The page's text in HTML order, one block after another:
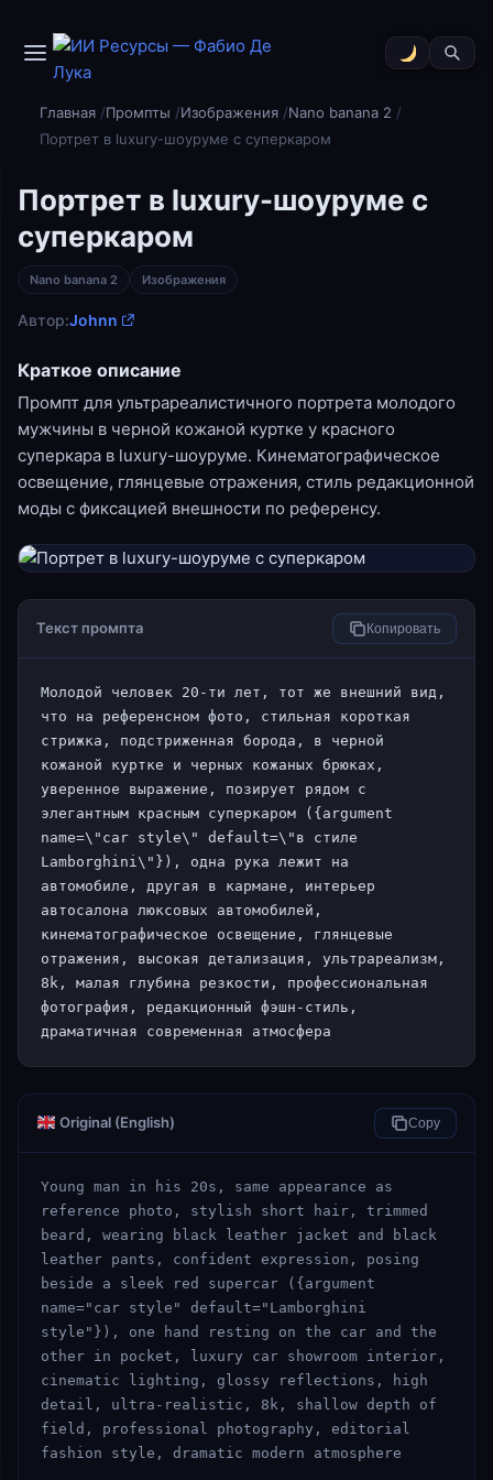
Главная Промпты Изображения
Nano banana 2
Портрет в luxury-шоуруме с суперкаром
Портрет в luxury-шоуруме с
суперкаром
Nano banana 2 Изображения
Автор:Johnn
Краткое описание
Промпт для ультрареалистичного портрета молодого
мужчины в черной кожаной куртке у красного
суперкара в luxury-шоуруме. Кинематографическое
освещение, глянцевые отражения, стиль редакционной
моды с фиксацией внешности по референсу.
Текст промпта Копировать
Молодой человек 20-ти лет, тот же внешний вид,
что на референсном фото, стильная короткая
стрижка, подстриженная борода, в черной
кожаной куртке и черных кожаных брюках,
уверенное выражение, позирует рядом с
элегантным красным суперкаром ({argument
name=\"car style\" default=\"в стиле
Lamborghini\"}), одна рука лежит на
автомобиле, другая в кармане, интерьер
автосалона люксовых автомобилей,
кинематографическое освещение, глянцевые
отражения, высокая детализация, ультрареализм,
8k, малая глубина резкости, профессиональная
фотография, редакционный фэшн-стиль,
драматичная современная атмосфера
Original (English) Copy
Young man in his 20s, same appearance as
reference photo, stylish short hair, trimmed
beard, wearing black leather jacket and black
leather pants, confident expression, posing
beside a sleek red supercar ({argument
name="car style" default="Lamborghini
style"}), one hand resting on the car and the
other in pocket, luxury car showroom interior,
cinematic lighting, glossy reflections, high
detail, ultra-realistic, 8k, shallow depth of
field, professional photography, editorial
fashion style, dramatic modern atmosphere